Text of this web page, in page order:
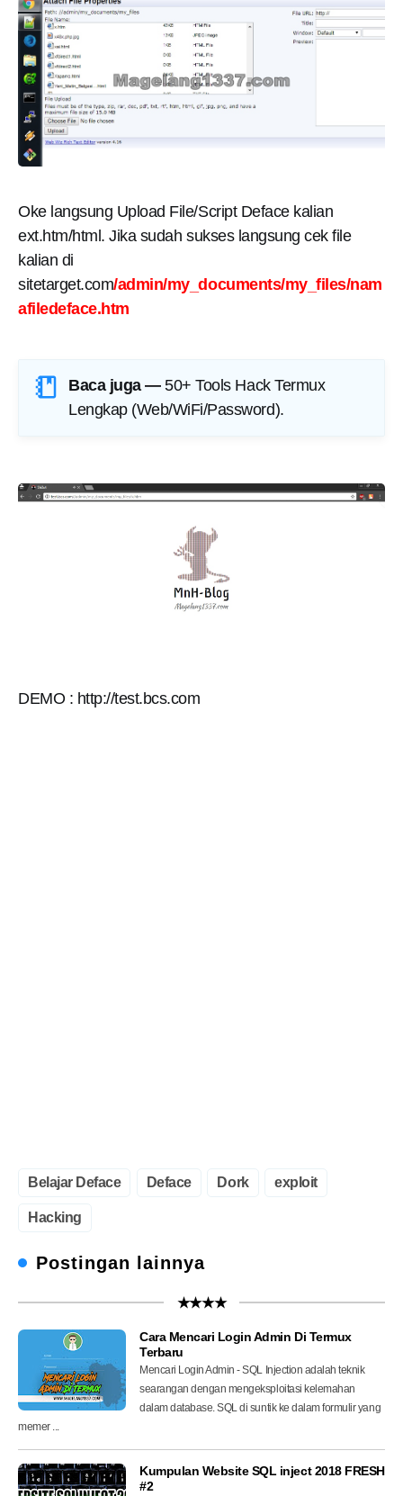
Oke langsung Upload File/Script Deface kalian
ext.htm/html. Jika sudah sukses langsung cek file
kalian di
sitetarget.com/admin/my_documents/my_files/nam
afiledeface.htm
Baca juga — 50+ Tools Hack Termux
Lengkap (Web/WiFi/Password).
DEMO : http://test.bcs.com
Belajar Deface Deface Dork exploit
Hacking
Postingan lainnya
★★★★
Cara Mencari Login Admin Di Termux
Terbaru
Mencari Login Admin - SQL Injection adalah teknik
searangan dengan mengeksploitasi kelemahan
dalam database. SQL di suntik ke dalam formulir yang
memer ...
Kumpulan Website SQL inject 2018 FRESH
#2